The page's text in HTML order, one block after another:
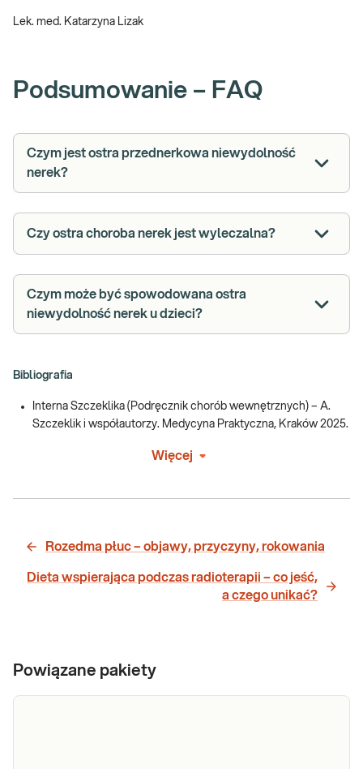
Lek. med. Katarzyna Lizak
Podsumowanie – FAQ
Czym jest ostra przednerkowa niewydolność
nerek?
Czy ostra choroba nerek jest wyleczalna?
Czym może być spowodowana ostra
niewydolność nerek u dzieci?
Bibliografia
Interna Szczeklika (Podręcznik chorób wewnętrznych) – A.
Szczeklik i współautorzy. Medycyna Praktyczna, Kraków 2025.
Więcej
Rozedma płuc – objawy, przyczyny, rokowania
Dieta wspierająca podczas radioterapii – co jeść,
a czego unikać?
Powiązane pakiety